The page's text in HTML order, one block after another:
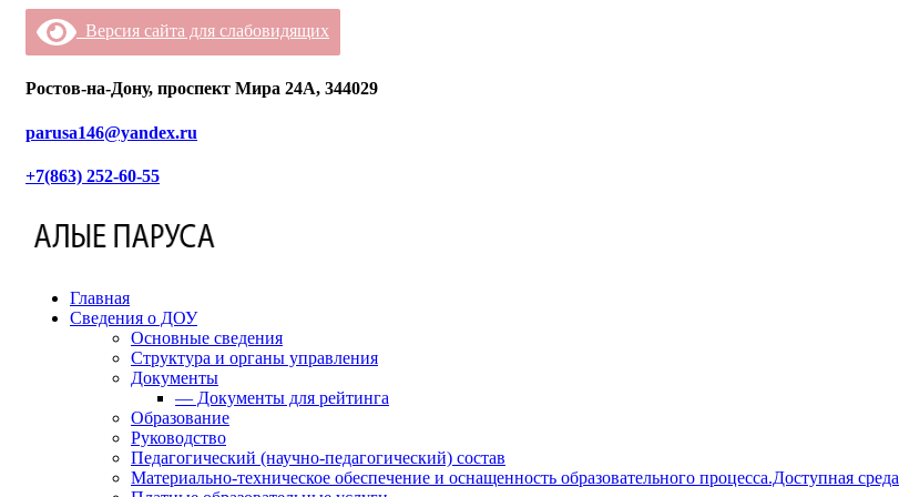
Версия сайта для слабовидящих
Ростов-на-Дону, проспект Мира 24А, 344029
parusa146@yandex.ru
+7(863) 252-60-55
Главная
Сведения о ДОУ
Основные сведения
Структура и органы управления
Документы
— Документы для рейтинга
Образование
Руководство
Педагогический (научно-педагогический) состав
Материально-техническое обеспечение и оснащенность образовательного процесса.Доступная среда